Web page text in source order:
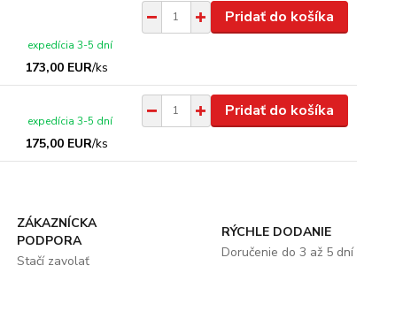
173,00 EUR/ks
expedícia 3-5 dní
Pridať do košíka
175,00 EUR/ks
expedícia 3-5 dní
Pridať do košíka
ZÁKAZNÍCKA
PODPORA
Stačí zavolať
RÝCHLE DODANIE
Doručenie do 3 až 5 dní